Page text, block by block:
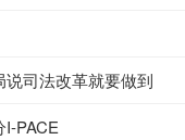
司法改革就要做到
PACE